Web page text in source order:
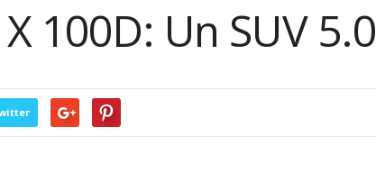
100D: Un SUV 5.0